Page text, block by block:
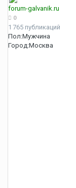
forum-galvanik.ru
0
1 765 публикаций
Пол:Мужчина
Город:Москва